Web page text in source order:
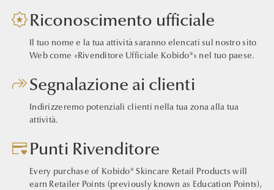
award_starRiconoscimento ufficiale
Il tuo nome e la tua attività saranno elencati sul nostro sito
Web come «Rivenditore Ufficiale Kobido®» nel tuo paese.
forwardSegnalazione ai clienti
Indirizzeremo potenziali clienti nella tua zona alla tua
attività.
credit_card_heartPunti Rivenditore
Every purchase of Kobido® Skincare Retail Products will
earn Retailer Points (previously known as Education Points),